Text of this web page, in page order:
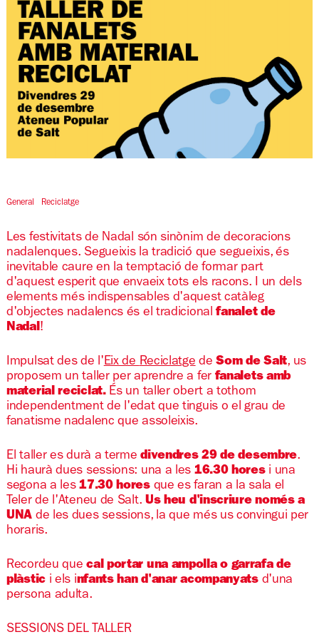
General Reciclatge
Les festivitats de Nadal són sinònim de decoracions
nadalenques. Segueixis la tradició que segueixis, és
inevitable caure en la temptació de formar part
d'aquest esperit que envaeix tots els racons. I un dels
elements més indispensables d'aquest catàleg
d'objectes nadalencs és el tradicionalfanalet de
Nadal!
Impulsat des de l'Eix de Reciclatge deSom de Salt, us
proposem un taller per aprendre a fer fanalets amb
material reciclat.És un taller obert a tothom
independentment de l'edat que tinguis o el grau de
fanatisme nadalenc que assoleixis.
El taller es durà a termedivendres 29 de desembre.
Hi haurà dues sessions: una a les 16.30 horesi una
segona a les17.30 horesque es faran a la sala el
Teler de l'Ateneu de Salt. Us heu d'inscriure només a
UNA de les dues sessions, la que més us convingui per
horaris.
Recordeu quecal portar una ampolla o garrafa de
plàstici els infants han d'anar acompanyatsd'una
persona adulta.
SESSIONS DEL TALLER